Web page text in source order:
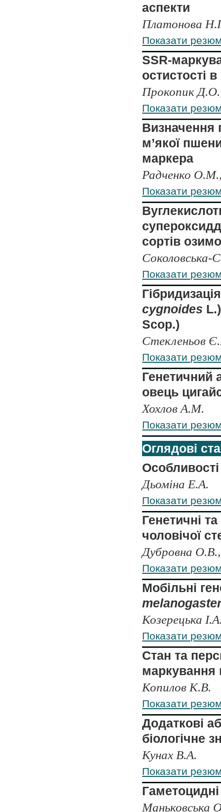
аспекти
Платонова
Показати
SSR-
остистості
Прокопик
Показати
Визначення
м’якої
маркера
Радченко
Показати
сортів
Соколовська-
Показати
cygnoides
Scop.)
Стекленьов
Показати
Генетичний
овець
Хохлов А.М.
Показати
Оглядові
Дьоміна Е.А.
Показати
Генетичні
чоловічої
Дубровна О.В.,
Показати
Мобільні
Козерецька
Показати
Стан та
маркування
Копилов К.В.
Показати
Додаткові
біологічне
Кунах В.А.
Показати
Маньковська